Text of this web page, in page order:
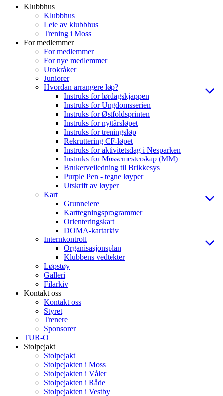
Klubbhus
Klubbhus
Leie av klubbhus
Trening i Moss
For medlemmer
For medlemmer
For nye medlemmer
Urokråker
Juniorer
Hvordan arrangere løp?
Instruks for lørdagskjappen
Instruks for Ungdomsserien
Instruks for Østfoldsprinten
Instruks for nyttårsløpet
Instruks for treningsløp
Rekruttering CF-løpet
Instruks for aktivitetsdag i Nesparken
Instruks for Mossemesterskap (MM)
Brukerveiledning til Brikkesys
Purple Pen - tegne løyper
Utskrift av løyper
Kart
Grunneiere
Karttegningsprogrammer
Orienteringskart
DOMA-kartarkiv
Internkontroll
Organisasjonsplan
Klubbens vedtekter
Løpstøy
Galleri
Filarkiv
Kontakt oss
Kontakt oss
Styret
Trenere
Sponsorer
TUR-O
Stolpejakt
Stolpejakt
Stolpejakten i Moss
Stolpejakten i Våler
Stolpejakten i Råde
Stolpejakten i Vestby